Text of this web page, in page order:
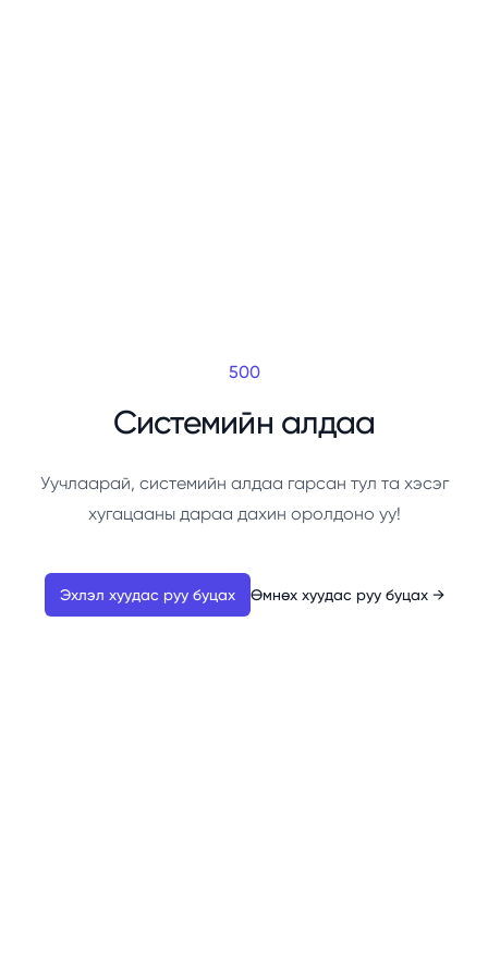
500
Системийн алдаа
Уучлаарай, системийн алдаа гарсан тул та хэсэг
хугацааны дараа дахин оролдоно уу!
Эхлэл хуудас руу буцах Өмнөх хуудас руу буцах →